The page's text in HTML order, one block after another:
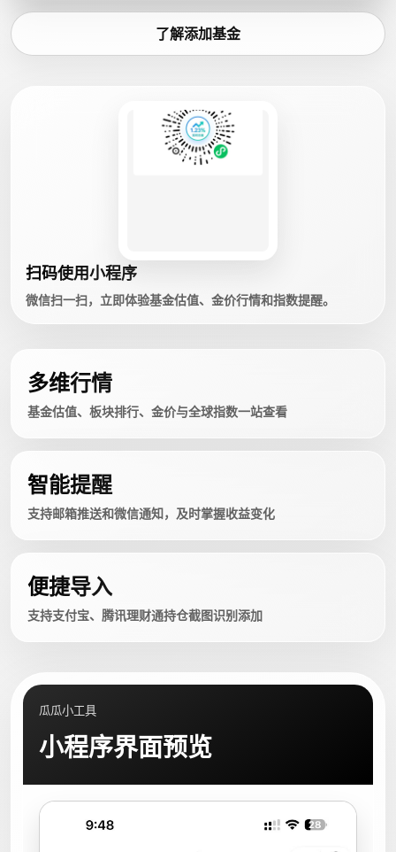
了解添加基金
扫码使用小程序
微信扫一扫，立即体验基金估值、金价行情和指数提醒。
多维行情
基金估值、板块排行、金价与全球指数一站查看
智能提醒
支持邮箱推送和微信通知，及时掌握收益变化
便捷导入
支持支付宝、腾讯理财通持仓截图识别添加
瓜瓜小工具
小程序界面预览